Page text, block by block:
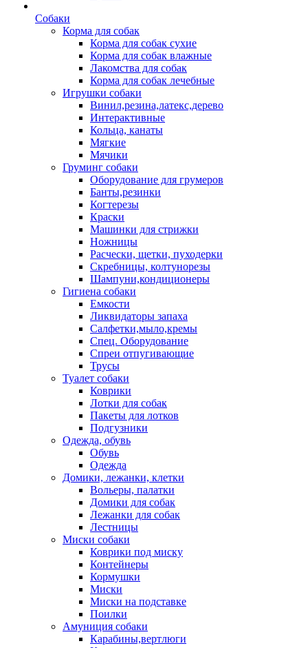
Собаки
Корма для собак
Корма для собак сухие
Корма для собак влажные
Лакомства для собак
Корма для собак лечебные
Игрушки собаки
Винил,резина,латекс,дерево
Интерактивные
Кольца, канаты
Мягкие
Мячики
Груминг собаки
Оборудование для грумеров
Банты,резинки
Когтерезы
Краски
Машинки для стрижки
Ножницы
Расчески, щетки, пуходерки
Скребницы, колтунорезы
Шампуни,кондиционеры
Гигиена собаки
Емкости
Ликвидаторы запаха
Салфетки,мыло,кремы
Спец. Оборудование
Спреи отпугивающие
Трусы
Туалет собаки
Коврики
Лотки для собак
Пакеты для лотков
Подгузники
Одежда, обувь
Обувь
Одежда
Домики, лежанки, клетки
Вольеры, палатки
Домики для собак
Лежанки для собак
Лестницы
Миски собаки
Коврики под миску
Контейнеры
Кормушки
Миски
Миски на подставке
Поилки
Амуниция собаки
Карабины,вертлюги